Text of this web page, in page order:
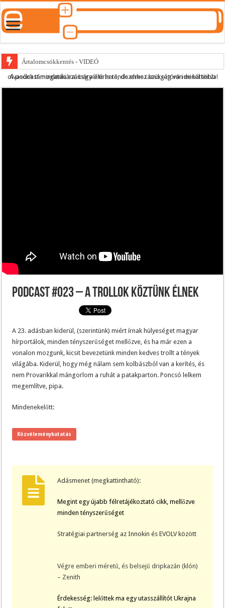
Ártalomcsökkentés - VIDEÓ
E-cigi használati szokások 2.0
A podcast mindenki számára elérhető, de ehhez szükség van minél több olvasónk támogatására.Legyél te is rendszeres támogatónk ide kattintva!
Podcast #023 – A trollok köztünk élnek
A 23. adásban kiderül, (szerintünk) miért írnak hülyeséget magyar
hírportálok, minden tényszerűséget mellőzve, és ha már ezen a
vonalon mozgunk, kicsit bevezetünk minden kedves trollt a tények
világába. Kiderül, hogy még nálam sem kolbászból van a kerítés, és
nem Provarikkal mángorlom a ruhát a patakparton. Poncsó lelkem
megemlítve, pipa.
Mindenekelőtt:
Közvéleménykutatás
Adásmenet (megkattintható):
Megint egy újabb félretájékoztató cikk, mellőzve
minden tényszerűséget
Stratégiai partnerség az Innokin és EVOLV között
Végre emberi méretű, és belsejű dripkazán (klón)
– Zenith
Érdekesség: lelőttek ma egy utasszállítót Ukrajna